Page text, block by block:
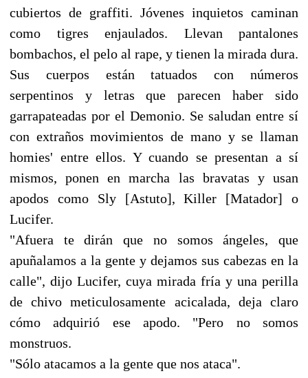
cubiertos de graffiti. Jóvenes inquietos caminan
como tigres enjaulados. Llevan pantalones
bombachos, el pelo al rape, y tienen la mirada dura.
Sus cuerpos están tatuados con números
serpentinos y letras que parecen haber sido
garrapateadas por el Demonio. Se saludan entre sí
con extraños movimientos de mano y se llaman
homies' entre ellos. Y cuando se presentan a sí
mismos, ponen en marcha las bravatas y usan
apodos como Sly [Astuto], Killer [Matador] o
Lucifer.
"Afuera te dirán que no somos ángeles, que
apuñalamos a la gente y dejamos sus cabezas en la
calle", dijo Lucifer, cuya mirada fría y una perilla
de chivo meticulosamente acicalada, deja claro
cómo adquirió ese apodo. "Pero no somos
monstruos.
"Sólo atacamos a la gente que nos ataca".